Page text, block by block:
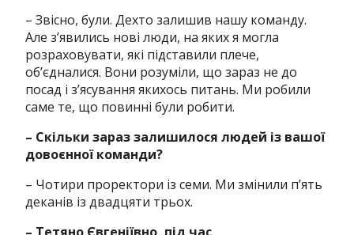
– Звісно, були. Дехто залишив нашу команду.
Але зʼявились нові люди, на яких я могла
розраховувати, які підставили плече,
обʼєдналися. Вони розуміли, що зараз не до
посад і зʼясування якихось питань. Ми робили
саме те, що повинні були робити.
– Скільки зараз залишилося людей із вашої
довоєнної команди?
– Чотири проректори із семи. Ми змінили пʼять
деканів із двадцяти трьох.